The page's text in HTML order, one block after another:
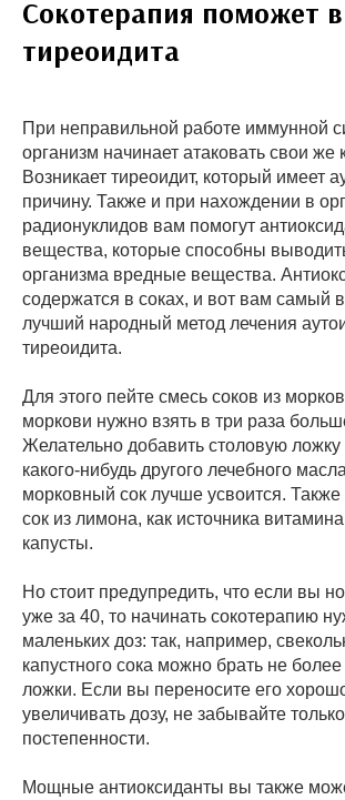
Сокотерапия поможет
тиреоидита
При неправильной работе иммунной
организм начинает атаковать свои же
Возникает тиреоидит, который имеет
причину. Также и при нахождении в
радионуклидов вам помогут
вещества, которые способны
организма вредные вещества.
содержатся в соках, и вот вам самый
лучший народный метод лечения
тиреоидита.
Для этого пейте смесь соков из
моркови нужно взять в три раза
Желательно добавить столовую ложку
какого-нибудь другого лечебного
морковный сок лучше усвоится.
сок из лимона, как источника
капусты.
Но стоит предупредить, что если вы
уже за 40, то начинать сокотерапию
маленьких доз: так, например,
капустного сока можно брать не
ложки. Если вы переносите его
увеличивать дозу, не забывайте
постепенности.
Мощные антиоксиданты вы также